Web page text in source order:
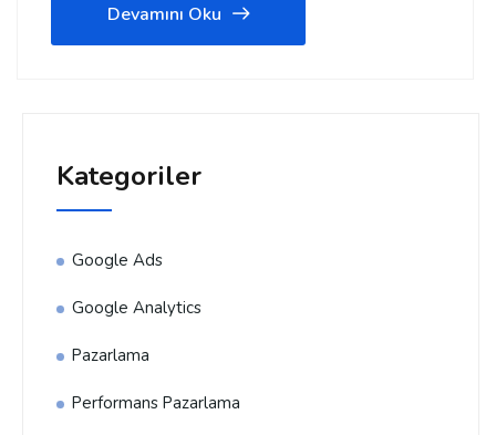
Devamını Oku
Kategoriler
Google Ads
Google Analytics
Pazarlama
Performans Pazarlama